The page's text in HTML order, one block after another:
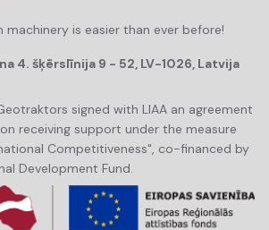
machinery is easier than ever before!
4. šķērslīnija 9 - 52, LV-1026, Latvija
signed with LIAA an agreement
receiving support under the measure
Competitiveness", co-financed by
Development Fund.